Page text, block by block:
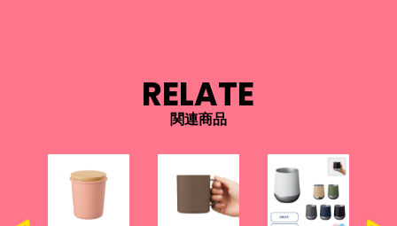
RELATE
関連商品